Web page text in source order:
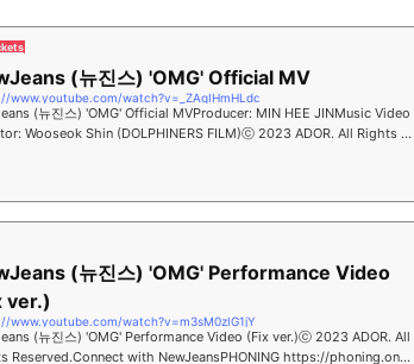
(뉴진스) 'OMG' Official MV
www.youtube.com/watch?v=_ZAgIHmHLdc
(뉴진스) 'OMG' Official MVProducer: MIN HEE JINMusic Video
Wooseok Shin (DOLPHINERS FILM)ⓒ 2023 ADOR. All Rights R
(뉴진스) 'OMG' Performance Video
ver.)
www.youtube.com/watch?v=m3sM0zIG1jY
(뉴진스) 'OMG' Performance Video (Fix ver.)ⓒ 2023 ADOR. All
Reserved.Connect with NewJeansPHONING https://phoning.onel